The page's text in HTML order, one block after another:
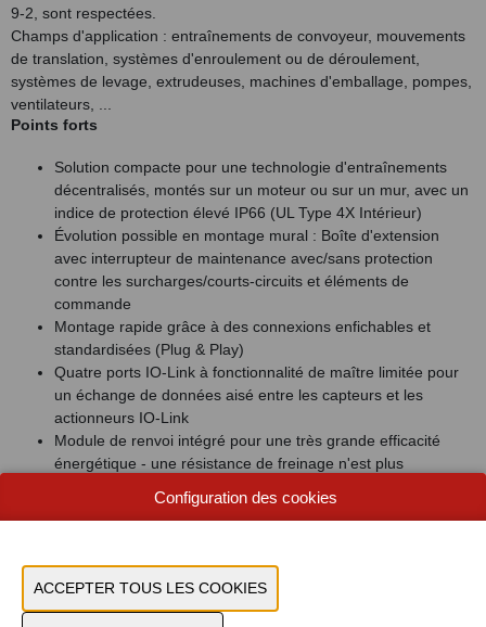
9-2, sont respectées.
Champs d'application : entraînements de convoyeur, mouvements
de translation, systèmes d'enroulement ou de déroulement,
systèmes de levage, extrudeuses, machines d'emballage, pompes,
ventilateurs, ...
Points forts
Solution compacte pour une technologie d'entraînements
décentralisés, montés sur un moteur ou sur un mur, avec un
indice de protection élevé IP66 (UL Type 4X Intérieur)
Évolution possible en montage mural : Boîte d'extension
avec interrupteur de maintenance avec/sans protection
contre les surcharges/courts-circuits et éléments de
commande
Montage rapide grâce à des connexions enfichables et
standardisées (Plug & Play)
Quatre ports IO-Link à fonctionnalité de maître limitée pour
un échange de données aisé entre les capteurs et les
actionneurs IO-Link
Module de renvoi intégré pour une très grande efficacité
énergétique - une résistance de freinage n'est plus
Gamme de fonctions étendue :
Configuration des cookies